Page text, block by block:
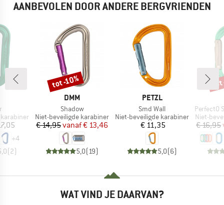
AANBEVOLEN DOOR ANDERE BERGVRIENDEN
+4
(2)
MERK
DMM
Artikel
Shadow
Productgroep
Niet-beveiligde karabiner
Prijs
€ 14,95 Verlaagde prijs
vanaf€ 13,46
5,0(19)
Korting
tot -10%
MERK
PETZL
Artikel
Smd Wall
Productgroep
Niet-beveiligde karabiner
Prijs
€ 11,35
5,0(6)
Artikel
PerfectO
Niet-
€ 16,95
WAT VIND JE DAARVAN?